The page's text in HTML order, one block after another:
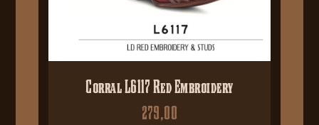
Corral L6117 Red Embroidery
279,00